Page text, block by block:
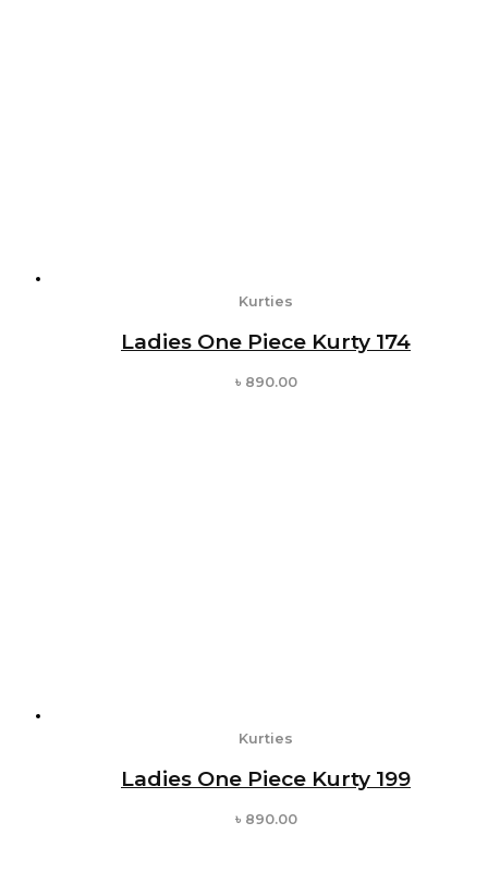
Kurties
Ladies One Piece Kurty 174
৳ 890.00
Kurties
Ladies One Piece Kurty 199
৳ 890.00